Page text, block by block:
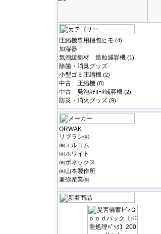
圧縮機専用梱包ヒモ (4)
加湿器
気泡緩衝材 造粒減容機 (1)
除菌・消臭グッズ
小型ゴミ圧縮機 (2)
中古 圧縮機 (8)
中古 発泡ｽﾁﾛｰﾙ減容機 (2)
防災・消火グッズ (9)
ORWAK
リブラン㈱
㈱エルコム
㈱ホワイト
㈱ボネックス
㈱山本製作所
兼弥産業㈱